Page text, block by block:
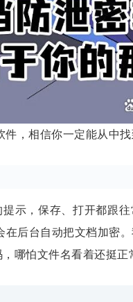
，相信你一定能从中找
示，保存、打开都跟
后台自动把文档加密
哪怕文件名看着还挺正